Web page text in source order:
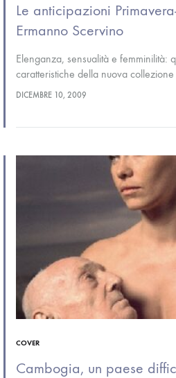
Le anticipazioni
Ermanno Scervino
Elenganza, sensualità e femminilità:
caratteristiche della nuova
da Ermanno Scervino durante
DICEMBRE 10, 2009
COVER
Cambogia, un paese